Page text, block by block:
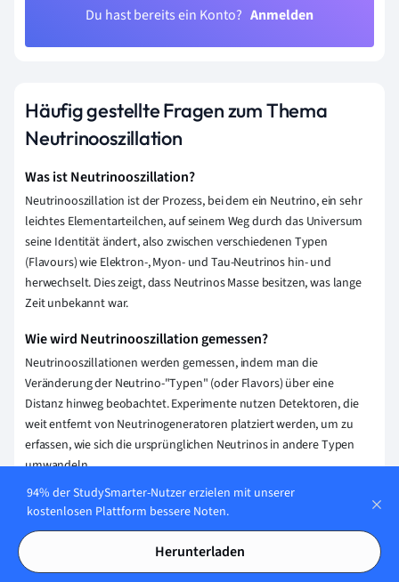
Du hast bereits ein Konto? Anmelden
Häufig gestellte Fragen zum Thema
Neutrinooszillation
Was ist Neutrinooszillation?
Neutrinooszillation ist der Prozess, bei dem ein Neutrino, ein sehr
leichtes Elementarteilchen, auf seinem Weg durch das Universum
seine Identität ändert, also zwischen verschiedenen Typen
(Flavours) wie Elektron-, Myon- und Tau-Neutrinos hin- und
herwechselt. Dies zeigt, dass Neutrinos Masse besitzen, was lange
Zeit unbekannt war.
Wie wird Neutrinooszillation gemessen?
Neutrinooszillationen werden gemessen, indem man die
Veränderung der Neutrino-"Typen" (oder Flavors) über eine
Distanz hinweg beobachtet. Experimente nutzen Detektoren, die
weit entfernt von Neutrinogeneratoren platziert werden, um zu
erfassen, wie sich die ursprünglichen Neutrinos in andere Typen
umwandeln.
Warum tritt Neutrinooszillation überhaupt auf?
sich von einem Typ in einen anderen umwandeln können,
während sie sich durch den Raum bewegen. Das Phänomen
94% der StudySmarter-Nutzer erzielen mit unserer
kostenlosen Plattform bessere Noten.
Herunterladen